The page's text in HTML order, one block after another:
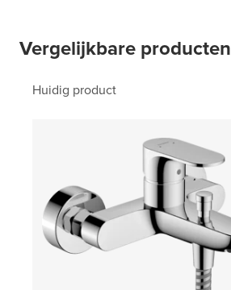
Vergelijkbare producten
Huidig product